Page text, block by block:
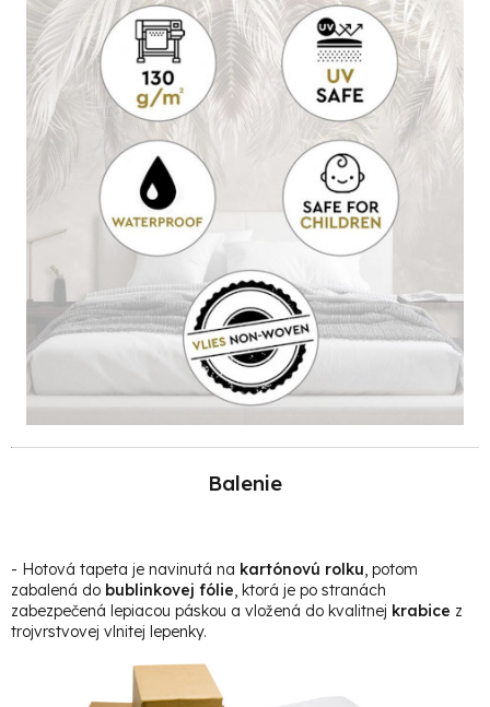
Balenie
- Hotová tapeta je navinutá na kartónovú rolku, potom
zabalená do bublinkovej fólie, ktorá je po stranách
zabezpečená lepiacou páskou a vložená do kvalitnej krabice z
trojvrstvovej vlnitej lepenky.